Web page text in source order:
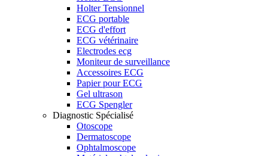
Holter Tensionnel
ECG portable
ECG d'effort
ECG vétérinaire
Electrodes ecg
Moniteur de surveillance
Accessoires ECG
Papier pour ECG
Gel ultrason
ECG Spengler
Diagnostic Spécialisé
Otoscope
Dermatoscope
Ophtalmoscope